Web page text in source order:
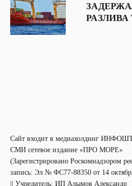
Сайт входит в медиахолдинг
СМИ сетевое издание «ПРО МОРЕ»
(Зарегистрировано Роскомнадзором
запись: Эл № ФС77-88350 от 14
|| Учредитель: ИП Алымов Александр